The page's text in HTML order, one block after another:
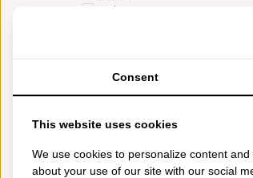
rood
BADJAS GESCHIKT VOOR
TYPE BADJAS
Consent
This website uses cookies
We use cookies to personalize content
about your use of our site with our social